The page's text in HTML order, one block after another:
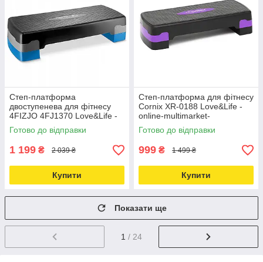
Степ-платформа
двоступенева для фітнесу
4FIZJO 4FJ1370 Love&Life -
online-multimarket-
Готово до відправки
1 199 ₴ 2 039 ₴
Купити
Степ-платформа для фітнесу
Cornix XR-0188 Love&Life -
online-multimarket-
Готово до відправки
999 ₴ 1 499 ₴
Купити
Показати ще
1 / 24